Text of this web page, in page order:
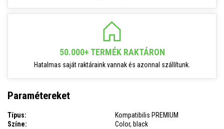
50.000+ TERMÉK RAKTÁRON
Hatalmas saját raktáraink vannak és azonnal szállítunk.
Paramétereket
Típus:
Kompatibilis PREMIUM
Színe:
Color, black